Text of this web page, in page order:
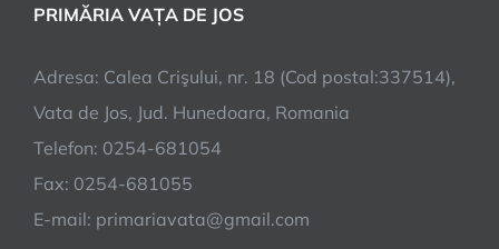
PRIMĂRIA VAȚA DE JOS
Adresa: Calea Crişului, nr. 18 (Cod postal:337514),
Vata de Jos, Jud. Hunedoara, Romania
Telefon: 0254-681054
Fax: 0254-681055
E-mail: primariavata@gmail.com